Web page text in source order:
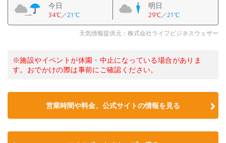
今日
34℃／21℃
明日
29℃／21℃
天気情報提供元：株式会社ライフビジネスウェザー
※施設やイベントが休園・中止になっている場合がありま
す。おでかけの際は事前にご確認ください。
営業時間や料金、公式サイトの情報を見る